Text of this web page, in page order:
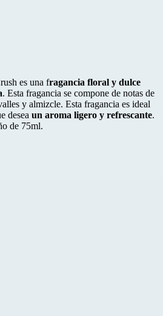
es una fragancia floral y dulce
. Esta fragancia se compone de notas de
y almizcle. Esta fragancia es ideal
desea un aroma ligero y refrescante.
de 75ml.